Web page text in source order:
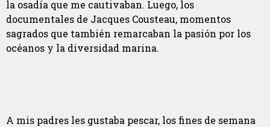
la osadía que me cautivaban. Luego, los
documentales de Jacques Cousteau, momentos
sagrados que también remarcaban la pasión por los
océanos y la diversidad marina.
A mis padres les gustaba pescar, los fines de semana